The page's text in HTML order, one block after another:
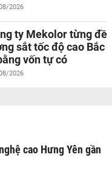
2026
ty Mekolor từng đề
sắt tốc độ cao Bắc
vốn tự có
2026
cao Hưng Yên gần